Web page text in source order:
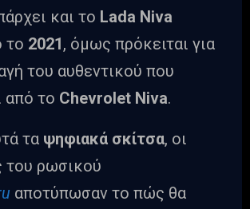
και το Lada Niva
το 2021, όμως πρόκειται για
του αυθεντικού που
από το Chevrolet Niva.
τα ψηφιακά σκίτσα, οι
του ρωσικού
αποτύπωσαν το πώς θα